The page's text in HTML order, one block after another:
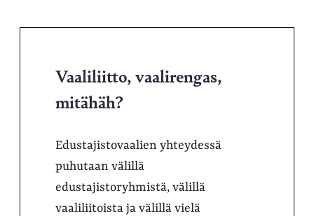
Vaaliliitto, vaalirengas,
mitähäh?
Edustajistovaalien yhteydessä
puhutaan välillä
edustajistoryhmistä, välillä
vaaliliitoista ja välillä vielä